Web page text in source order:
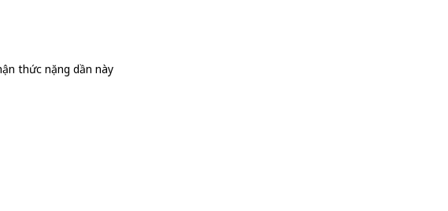
thức nặng dần này